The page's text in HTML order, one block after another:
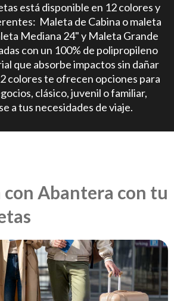
está disponible en 12 colores y
Maleta de Cabina o maleta
Mediana 24" y Maleta Grande
con un 100% de polipropileno
que absorbe impactos sin dañar
colores te ofrecen opciones para
clásico, juvenil o familiar,
a tus necesidades de viaje.
Abantera con tu